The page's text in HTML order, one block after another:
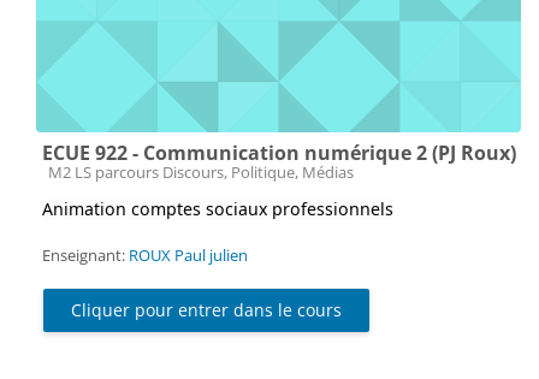
ECUE 922 - Communication numérique 2 (PJ Roux)
Catégorie de cours
M2 LS parcours Discours, Politique, Médias
Animation comptes sociaux professionnels
Enseignant: ROUX Paul julien
Cliquer pour entrer dans le cours